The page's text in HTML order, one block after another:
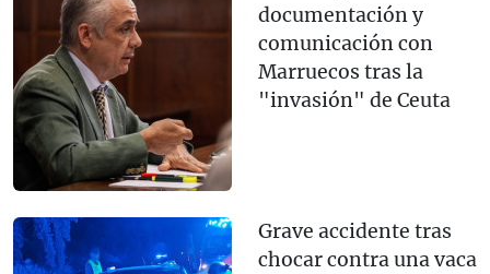
documentación y
comunicación con
Marruecos tras la
"invasión" de Ceuta
Grave accidente tras
chocar contra una vaca